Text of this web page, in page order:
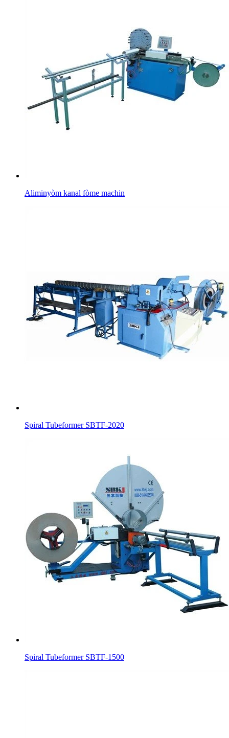
Aliminyòm kanal fòme machin
Spiral Tubeformer SBTF-2020
Spiral Tubeformer SBTF-1500